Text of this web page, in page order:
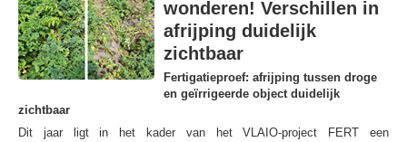
wonderen! Verschillen in
afrijping duidelijk
zichtbaar
Fertigatieproef: afrijping tussen droge
en geïrrigeerde object duidelijk
zichtbaar
Dit jaar ligt in het kader van het VLAIO-project FERT een